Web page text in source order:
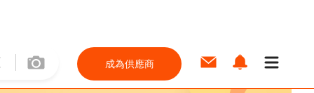
成為供應商